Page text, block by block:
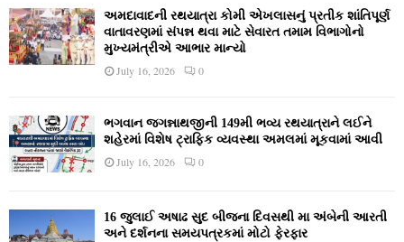
અમદાવાદની રથયાત્રા કોમી એખલાસનું પ્રતીક શાંતિપૂર્ણ
વાતાવરણમાં સંપન્ન થવા માટે સેવારત તમામ વિભાગોનો
મુખ્યમંત્રીએ આભાર માન્યો
July 16, 2026 0
ભગવાન જગન્નાથજીની 149મી ભવ્ય રથયાત્રાને લઈને
શહેરમાં વિશેષ ટ્રાફિક વ્યવસ્થા અમલમાં મૂકવામાં આવી
July 16, 2026 0
16 જુલાઈ અષાઢ સુદ બીજના દિવસથી મા અંબેની આરતી
અને દર્શનના સમયપત્રકમાં મોટો ફેરફાર